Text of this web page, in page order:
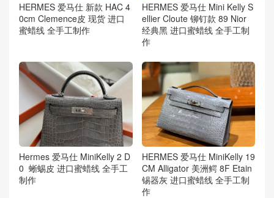
HERMES 爱马仕 新款 HAC 4
0cm Clemence皮 现货 进口
蜜蜡线 全手工制作
HERMES 爱马仕 Mini Kelly S
ellier Cloute 铆钉款 89 Nior
经典黑 进口蜜蜡线 全手工制
作
Hermes 爱马仕 MiniKelly 2 D
0 蜥蜴皮 进口蜜蜡线 全手工
制作
HERMES 爱马仕 MiniKelly 19
CM Alligator 美洲鳄 8F Etain
锡器灰 进口蜜蜡线 全手工制
作